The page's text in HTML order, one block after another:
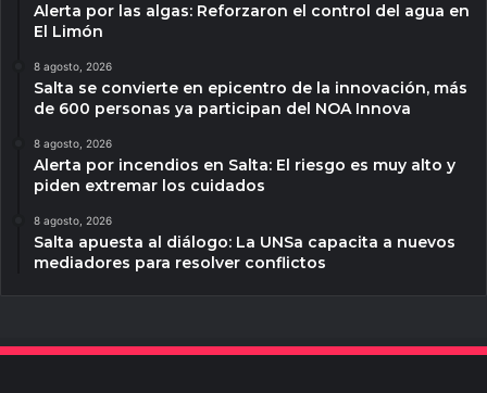
Alerta por las algas: Reforzaron el control del agua en
El Limón
8 agosto, 2026
Salta se convierte en epicentro de la innovación, más
de 600 personas ya participan del NOA Innova
8 agosto, 2026
Alerta por incendios en Salta: El riesgo es muy alto y
piden extremar los cuidados
8 agosto, 2026
Salta apuesta al diálogo: La UNSa capacita a nuevos
mediadores para resolver conflictos